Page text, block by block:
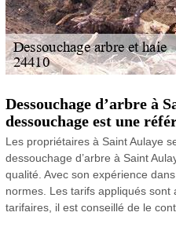
Dessouchage d’arbre à
dessouchage est une
Les propriétaires à Saint Aulaye
dessouchage d’arbre à Saint
qualité. Avec son expérience
normes. Les tarifs appliqués
tarifaires, il est conseillé de le